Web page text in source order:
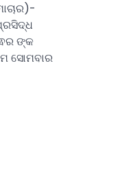
ଙ୍କ
ସୋମବାର